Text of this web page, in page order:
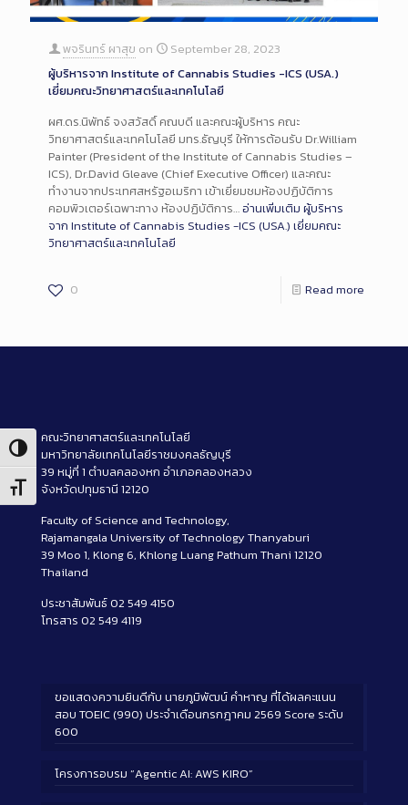
Toggle High Contrast
Toggle Font size
พจรินทร์ ผาสุข on
September 28, 2023
ผู้บริหารจาก Institute of Cannabis Studies -ICS (USA.)
เยี่ยมคณะวิทยาศาสตร์และเทคโนโลยี
ผศ.ดร.นิพัทธ์ จงสวัสดิ์ คณบดี และคณะผู้บริหาร คณะ
วิทยาศาสตร์และเทคโนโลยี มทร.ธัญบุรี ให้การต้อนรับ Dr.William
Painter (President of the Institute of Cannabis Studies –
ICS), Dr.David Gleave (Chief Executive Officer) และคณะ
ทำงานจากประเทศสหรัฐอเมริกา เข้าเยี่ยมชมห้องปฏิบัติการ
คอมพิวเตอร์เฉพาะทาง ห้องปฏิบัติการ…อ่านเพิ่มเติม ผู้บริหาร
จาก Institute of Cannabis Studies -ICS (USA.) เยี่ยมคณะ
วิทยาศาสตร์และเทคโนโลยี
0 Read more
คณะวิทยาศาสตร์และเทคโนโลยี
มหาวิทยาลัยเทคโนโลยีราชมงคลธัญบุรี
39 หมู่ที่ 1 ตำบลคลองหก อำเภอคลองหลวง
จังหวัดปทุมธานี 12120
Faculty of Science and Technology,
Rajamangala University of Technology Thanyaburi
39 Moo 1, Klong 6, Khlong Luang Pathum Thani 12120
Thailand
ประชาสัมพันธ์ 02 549 4150
โทรสาร 02 549 4119
ขอแสดงความยินดีกับ นายภูมิพัฒน์ คำหาญ ที่ได้ผลคะแนน
สอบ TOEIC (990) ประจำเดือนกรกฎาคม 2569 Score ระดับ
600
โครงการอบรม “Agentic AI: AWS KIRO”